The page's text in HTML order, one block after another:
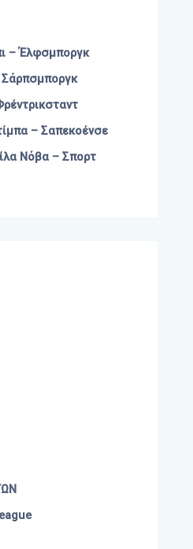
– Έλφσμποργκ
Σάρπσμποργκ
– Σαπεκοένσε
Νόβα – Σπορτ